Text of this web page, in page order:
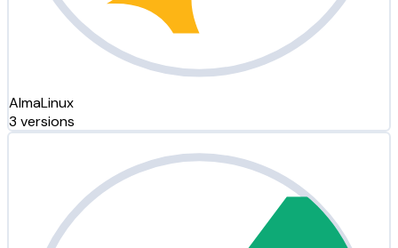
AlmaLinux
3 versions